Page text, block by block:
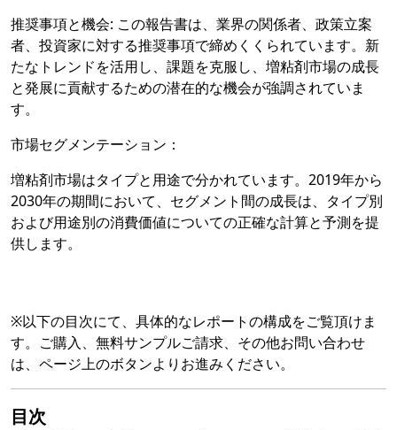
推奨事項と機会: この報告書は、業界の関係者、政策立案
者、投資家に対する推奨事項で締めくくられています。新
たなトレンドを活用し、課題を克服し、増粘剤市場の成長
と発展に貢献するための潜在的な機会が強調されていま
す。
市場セグメンテーション：
増粘剤市場はタイプと用途で分かれています。2019年から
2030年の期間において、セグメント間の成長は、タイプ別
および用途別の消費価値についての正確な計算と予測を提
供します。
※以下の目次にて、具体的なレポートの構成をご覧頂けま
す。ご購入、無料サンプルご請求、その他お問い合わせ
は、ページ上のボタンよりお進みください。
目次